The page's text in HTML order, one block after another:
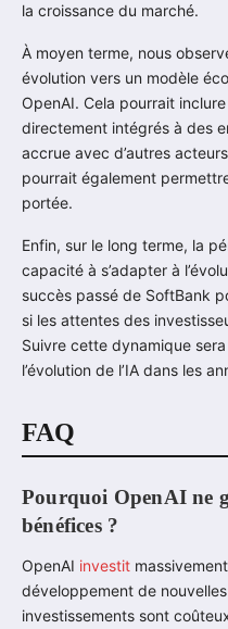
la croissance du marché.
À moyen terme, nous
évolution vers un modèle
OpenAI. Cela pourrait
directement intégrés à des
accrue avec d’autres
pourrait également
portée.
Enfin, sur le long terme, la
capacité à s’adapter à
succès passé de SoftBank
si les attentes des
Suivre cette dynamique
l’évolution de l’IA dans les
FAQ
Pourquoi OpenAI ne
bénéfices ?
OpenAI investit
développement de
investissements sont